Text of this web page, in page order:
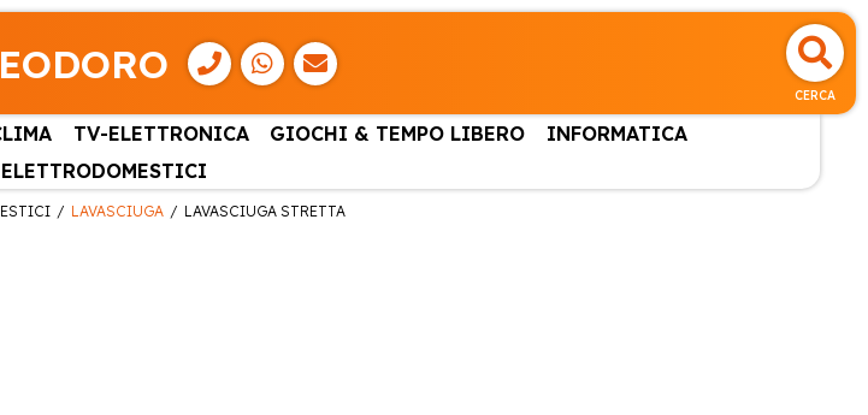
CERCA
TV-ELETTRONICA GIOCHI & TEMPO LIBERO
INFORMATICA
LAVASCIUGA LAVASCIUGA STRETTA